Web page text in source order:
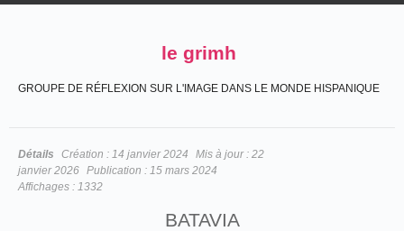
le grimh
GROUPE DE RÉFLEXION SUR L'IMAGE DANS LE MONDE HISPANIQUE
Détails Création : 14 janvier 2024 Mis à jour : 22
janvier 2026 Publication : 15 mars 2024
Affichages : 1332
BATAVIA